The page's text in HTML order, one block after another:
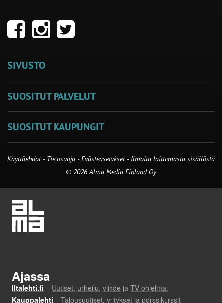
SIVUSTO
SUOSITUT PALVELUT
SUOSITUT KAUPUNGIT
Käyttöehdot - Tietosuoja -Evästeasetukset- Ilmoita laittomasta sisällöstä
© 2026 Alma Media Finland Oy